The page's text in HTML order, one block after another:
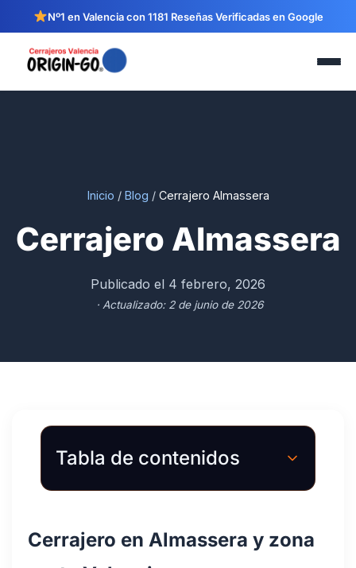
Nº1 en Valencia con 1181 Reseñas Verificadas en Google
Inicio / Blog / Cerrajero Almassera
Cerrajero Almassera
Publicado el 4 febrero, 2026
· Actualizado: 2 de junio de 2026
Tabla de contenidos
Cerrajero en Almassera y zona